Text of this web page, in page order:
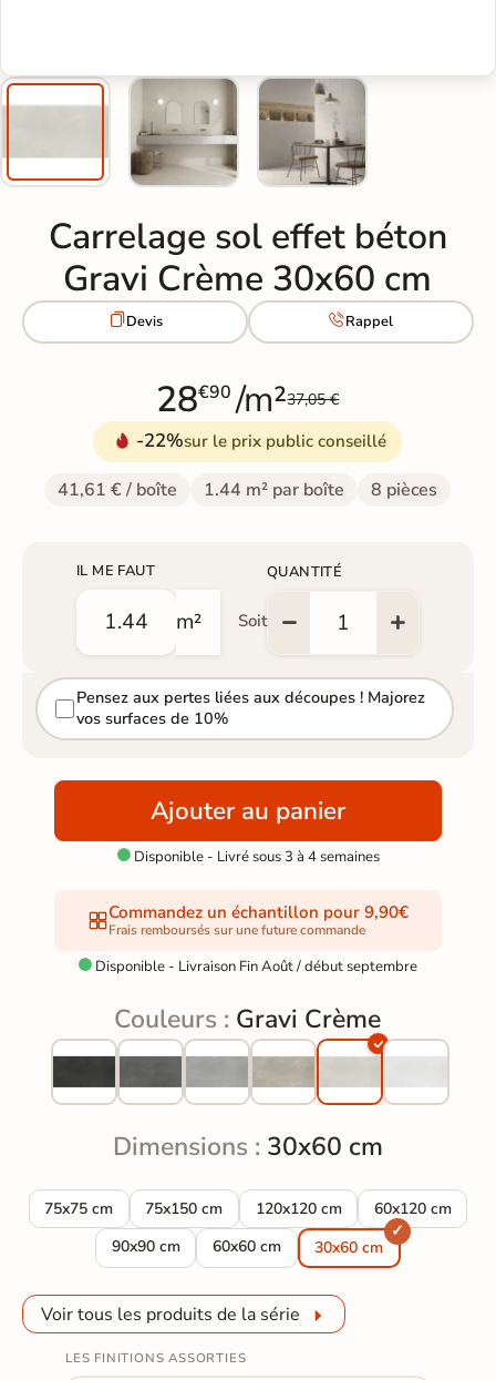
Carrelage sol effet béton
Gravi Crème 30x60 cm
Devis Rappel
28€90 /m²37,05 €
-22%sur le prix public conseillé
41,61 € / boîte 1.44 m² par boîte 8 pièces
IL ME FAUT
m² Soit
QUANTITÉ
Pensez aux pertes liées aux découpes ! Majorez
vos surfaces de 10%
Ajouter au panier
Disponible - Livré sous 3 à 4 semaines
Commandez un échantillon pour 9,90€
Frais remboursés sur une future commande
 Disponible - Livraison Fin Août / début septembre
Couleurs : Gravi Crème
Dimensions : 30x60 cm
75x75 cm
Carrelage sol effet béton Gravi Crème 75x75 cm
75x150 cm
Carrelage sol effet béton Gravi Crème 75x150
120x120 cm
Carrelage sol effet béton Gravi
60x120 cm
Carrelage sol
90x90 cm
Carrelage sol effet béton Gravi Crème 90x90 cm
60x60 cm
Carrelage sol effet béton Gravi Crème
30x60 cm
Voir tous les produits de la série
LES FINITIONS ASSORTIES